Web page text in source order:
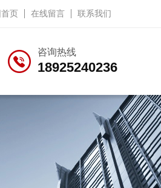
页 在线留言 联系我们
咨询热线
18925240236